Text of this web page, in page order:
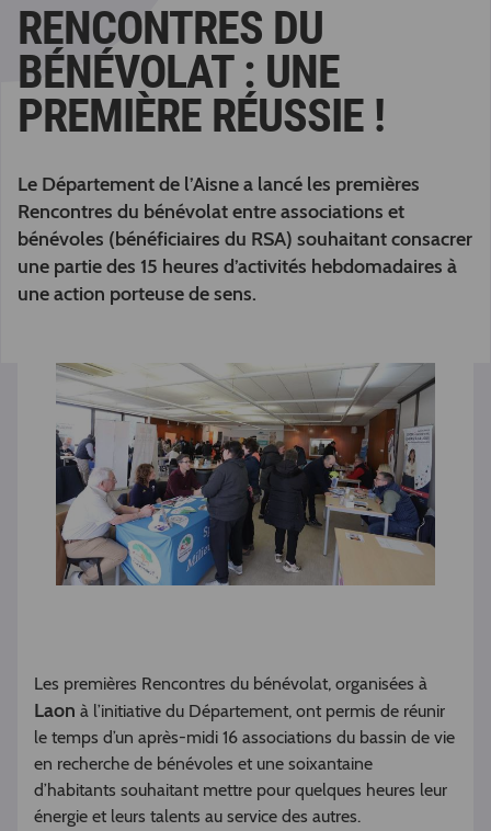
RENCONTRES DU
BÉNÉVOLAT : UNE
PREMIÈRE RÉUSSIE !
Le Département de l’Aisne a lancé les premières
Rencontres du bénévolat entre associations et
bénévoles (bénéficiaires du RSA) souhaitant consacrer
une partie des 15 heures d’activités hebdomadaires à
une action porteuse de sens.
Les premières Rencontres du bénévolat, organisées à
Laon à l’initiative du Département, ont permis de réunir
le temps d’un après-midi 16 associations du bassin de vie
en recherche de bénévoles et une soixantaine
d’habitants souhaitant mettre pour quelques heures leur
énergie et leurs talents au service des autres.